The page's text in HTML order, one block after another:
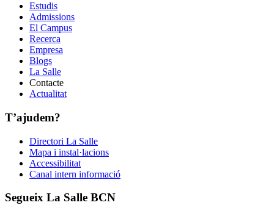
Estudis
Admissions
El Campus
Recerca
Empresa
Blogs
La Salle
Contacte
Actualitat
T’ajudem?
Directori La Salle
Mapa i instal·lacions
Accessibilitat
Canal intern informació
Segueix La Salle BCN